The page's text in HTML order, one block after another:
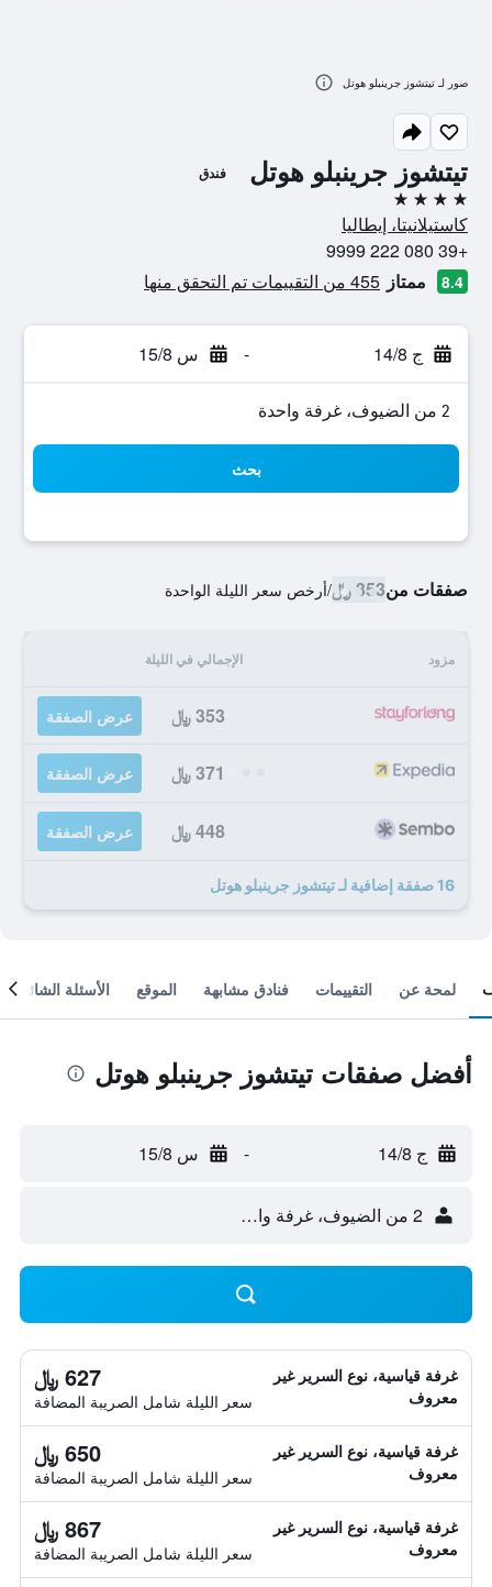
تيتشوز جرينبلو هوتل فندق
4 نجوم
كاستيلانيتا، إيطاليا
+39 080 222 9999
8.4 ممتاز 455 من التقييمات تم التحقق منها
ج 14/8 - س 15/8
2 من الضيوف، غرفة واحدة
بحث
صفقات من353 ﷼ /أرخص سعر الليلة الواحدة
مزود الإجمالي في الليلة
353 ﷼ عرض الصفقة
371 ﷼ عرض الصفقة
448 ﷼ عرض الصفقة
16 صفقة إضافية لـ تيتشوز جرينبلو هوتل
صور لـ تيتشوز جرينبلو هوتل
لمحة عن التقييمات فنادق مشابهة الموقع الأسئلة الشائعة
أفضل صفقات تيتشوز جرينبلو هوتل
ج 14/8 - س 15/8
2 من الضيوف، غرفة واحدة
غرفة قياسية، نوع السرير غير
معروف
627 ﷼
سعر الليلة شامل الصريبة المضافة
غرفة قياسية، نوع السرير غير
معروف
650 ﷼
سعر الليلة شامل الصريبة المضافة
غرفة قياسية، نوع السرير غير
معروف
867 ﷼
سعر الليلة شامل الصريبة المضافة